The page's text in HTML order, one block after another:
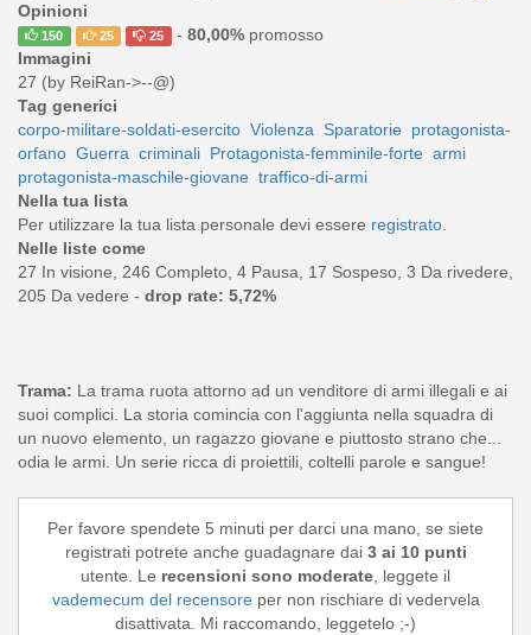
Opinioni
150 25 25 - 80,00%promosso
Immagini
27 (by ReiRan->--@)
Tag generici
corpo-militare-soldati-esercito Violenza Sparatorie protagonista-
orfano Guerra criminali Protagonista-femminile-forte armi
protagonista-maschile-giovane traffico-di-armi
Nella tua lista
Per utilizzare la tua lista personale devi essere registrato.
Nelle liste come
27 In visione, 246 Completo, 4 Pausa, 17 Sospeso, 3 Da rivedere,
205 Da vedere - drop rate: 5,72%
Trama: La trama ruota attorno ad un venditore di armi illegali e ai
suoi complici. La storia comincia con l'aggiunta nella squadra di
un nuovo elemento, un ragazzo giovane e piuttosto strano che...
odia le armi. Un serie ricca di proiettili, coltelli parole e sangue!
Per favore spendete 5 minuti per darci una mano, se siete
registrati potrete anche guadagnare dai 3 ai 10 punti
utente. Le recensioni sono moderate, leggete il
vademecum del recensoreper non rischiare di vedervela
disattivata. Mi raccomando, leggetelo ;-)